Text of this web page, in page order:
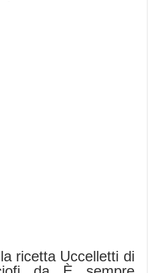
ricetta Uccelletti di